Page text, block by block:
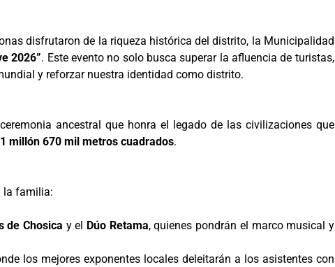
disfrutaron de la riqueza histórica del distrito, la Municipalidad
2026”. Este evento no solo busca superar la afluencia de turistas,
y reforzar nuestra identidad como distrito.
ancestral que honra el legado de las civilizaciones que
1 millón 670 mil metros cuadrados.
la familia:
de Chosica y el Dúo Retama, quienes pondrán el marco musical y
los mejores exponentes locales deleitarán a los asistentes con